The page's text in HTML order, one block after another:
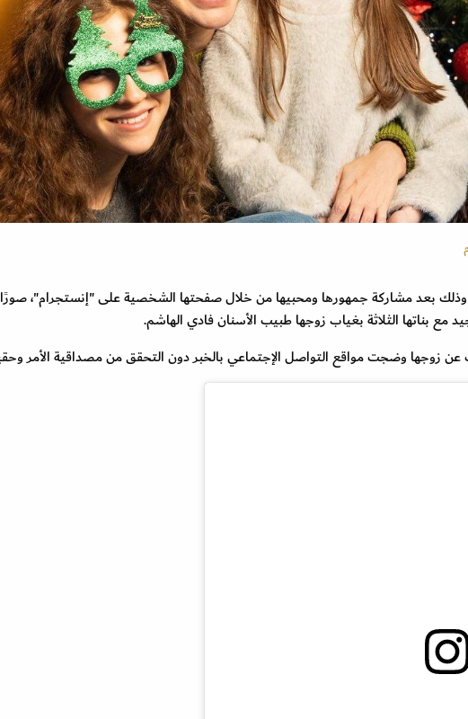
وذلك بعد مشاركة جمهورها ومحبيها من خلال صفحتها الشخصية على "إنستجرام"، صورًا
مع بناتها الثلاثة بغياب زوجها طبيب الأسنان فادي الهاشم.
زوجها وضجت مواقع التواصل الإجتماعي بالخبر دون التحقق من مصداقية الأمر